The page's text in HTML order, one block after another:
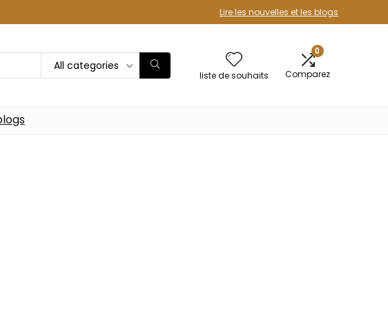
Lire les nouvelles et les blogs
All categories
liste de souhaits
0
Comparez